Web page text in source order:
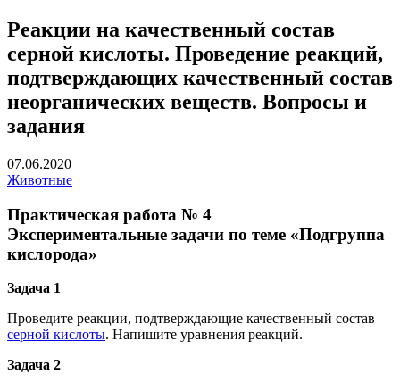
Реакции на качественный состав
серной кислоты. Проведение реакций,
подтверждающих качественный состав
неорганических веществ. Вопросы и
задания
07.06.2020
Животные
Практическая работа № 4
Экспериментальные задачи по теме «Подгруппа
кислорода»
Задача 1
Проведите реакции, подтверждающие качественный состав
серной кислоты. Напишите уравнения реакций.
Задача 2